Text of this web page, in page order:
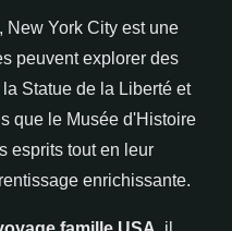
New York City est une
peuvent explorer des
Statue de la Liberté et
que le Musée d'Histoire
esprits tout en leur
enrichissante.